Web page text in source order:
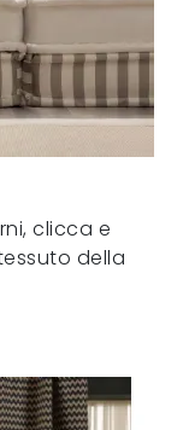
clicca e
della